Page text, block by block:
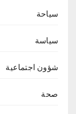
سياحة
سياسة
شؤون اجتماعية
صحة